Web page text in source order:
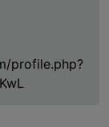
profile.php?